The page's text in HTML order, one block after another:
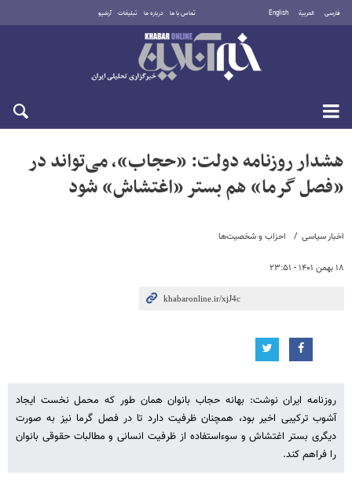
فارسی العربية English تماس با ما درباره ما تبلیغات آرشیو
پنجشنبه ۱۵ مرداد ۱۴۰۵
اخبار سیاسی احزاب و شخصیت‌ها
۱۸ بهمن ۱۴۰۱ - ۲۳:۵۱
هشدار روزنامه دولت: «حجاب»، می‌تواند در
«فصل گرما» هم بستر «اغتشاش» شود
روزنامه ایران نوشت: بهانه حجاب بانوان همان طور که محمل نخست ایجاد
آشوب ترکیبی اخیر بود، همچنان ظرفیت دارد تا در فصل گرما نیز به صورت
دیگری بستر اغتشاش و سوءاستفاده از ظرفیت انسانی و مطالبات حقوقی بانوان
را فراهم کند.